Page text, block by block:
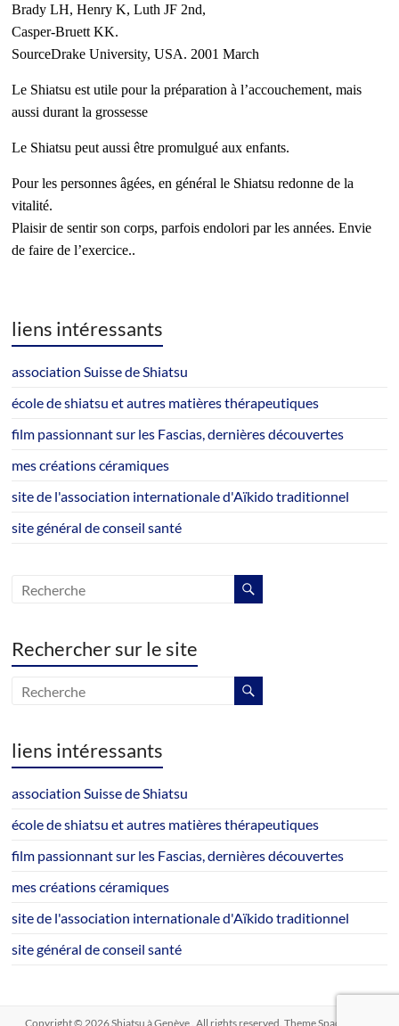
Brady LH, Henry K, Luth JF 2nd,
Casper-Bruett KK.
SourceDrake University, USA. 2001 March
Le Shiatsu est utile pour la préparation à l’accouchement, mais
aussi durant la grossesse
Le Shiatsu peut aussi être promulgué aux enfants.
Pour les personnes âgées, en général le Shiatsu redonne de la
vitalité.
Plaisir de sentir son corps, parfois endolori par les années. Envie
de faire de l’exercice..
liens intéressants
association Suisse de Shiatsu
école de shiatsu et autres matières thérapeutiques
film passionnant sur les Fascias, dernières découvertes
mes créations céramiques
site de l'association internationale d'Aïkido traditionnel
site général de conseil santé
Rechercher sur le site
liens intéressants
association Suisse de Shiatsu
école de shiatsu et autres matières thérapeutiques
film passionnant sur les Fascias, dernières découvertes
mes créations céramiques
site de l'association internationale d'Aïkido traditionnel
site général de conseil santé
Copyright © 2026Shiatsu à Genève . All rights reserved. ThemeSpacious